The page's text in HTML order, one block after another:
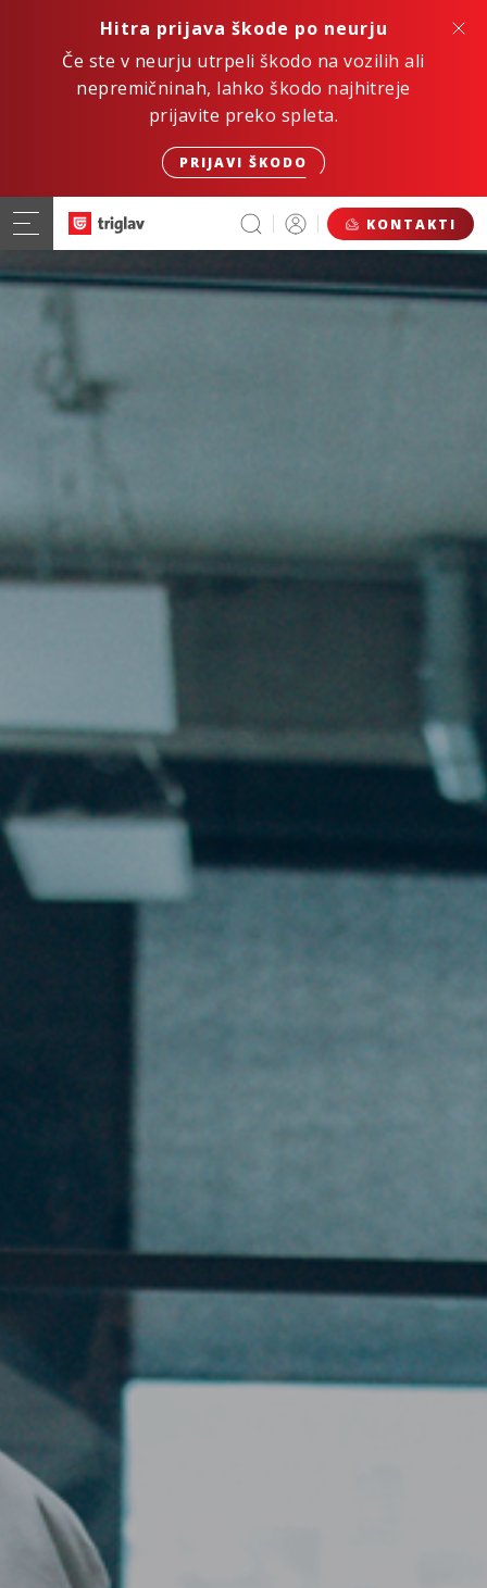
Hitra prijava škode po neurju
Če ste v neurju utrpeli škodo na vozilih ali
nepremičninah, lahko škodo najhitreje
prijavite preko spleta.
PRIJAVI ŠKODO
KONTAKTI